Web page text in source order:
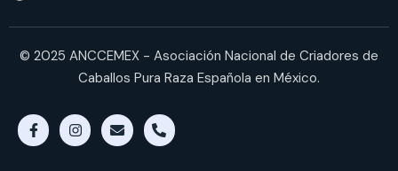
© 2025 ANCCEMEX - Asociación Nacional de Criadores de
Caballos Pura Raza Española en México.